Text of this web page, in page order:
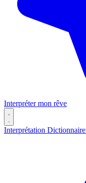
Interpréter mon rêve
Interprétation Dictionnaire